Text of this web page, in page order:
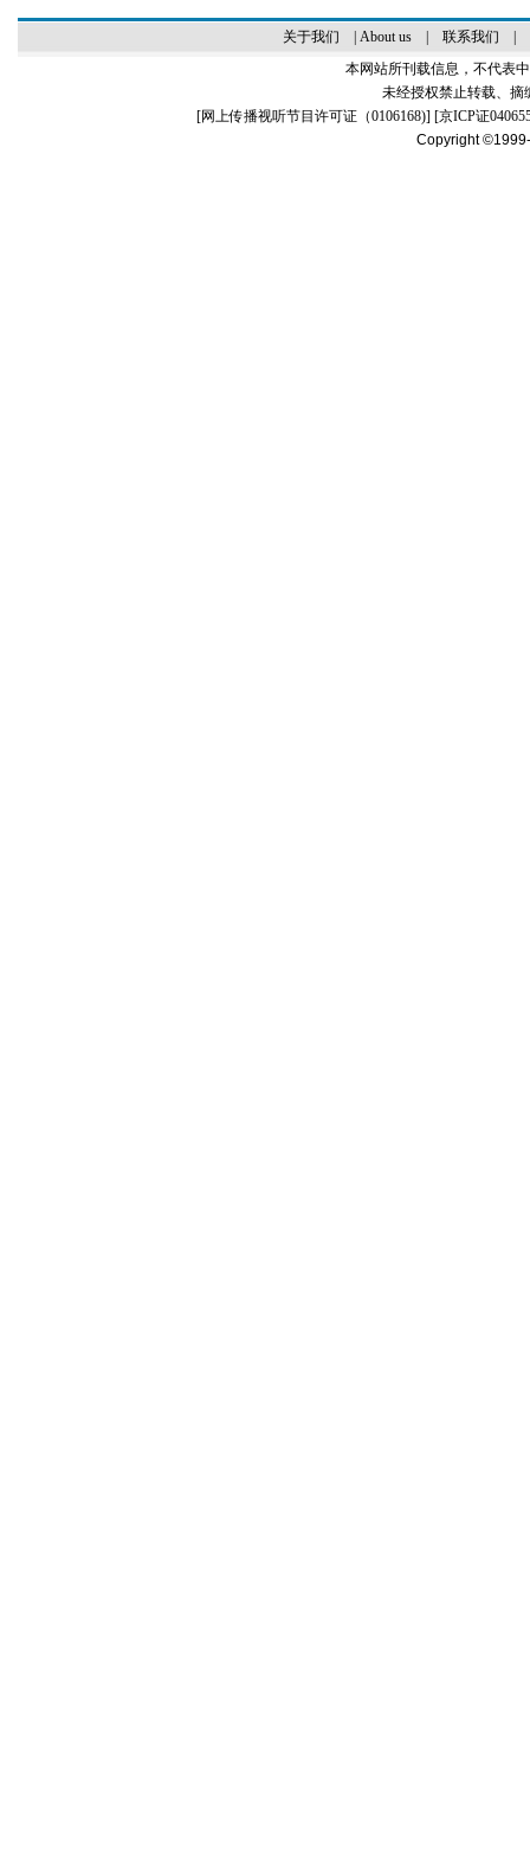
关于我们 About us| 联系我们
本网站所刊载信息，不代表
未经授权禁止转载、摘
[网上传播视听节目许可证（0106168)] [京ICP证
Copyright